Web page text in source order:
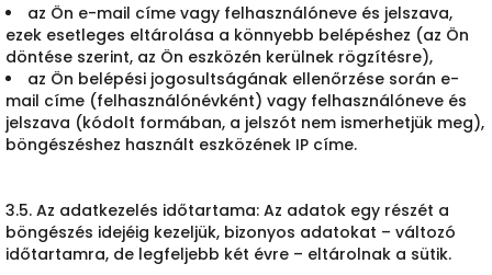
az Ön e-mail címe vagy felhasználóneve és jelszava,
ezek esetleges eltárolása a könnyebb belépéshez (az Ön
döntése szerint, az Ön eszközén kerülnek rögzítésre),
az Ön belépési jogosultságának ellenőrzése során e-
mail címe (felhasználónévként) vagy felhasználóneve és
jelszava (kódolt formában, a jelszót nem ismerhetjük meg),
böngészéshez használt eszközének IP címe.
3.5. Az adatkezelés időtartama: Az adatok egy részét a
böngészés idejéig kezeljük, bizonyos adatokat – változó
időtartamra, de legfeljebb két évre – eltárolnak a sütik.